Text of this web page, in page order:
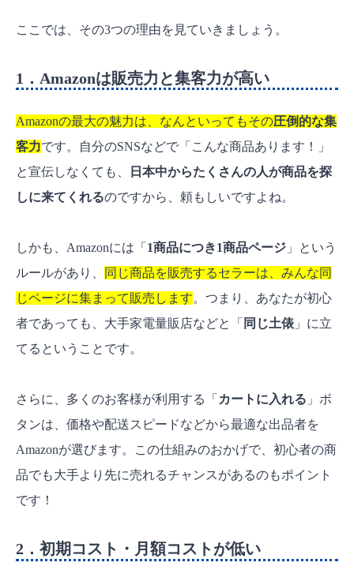
ここでは、その3つの理由を見ていきましょう。
1．Amazonは販売力と集客力が高い
Amazonの最大の魅力は、なんといってもその圧倒的な集
客力です。自分のSNSなどで「こんな商品あります！」
と宣伝しなくても、
日本中からたくさんの人が商品を探
しに来てくれるのですから、頼もしいですよね。
しかも、Amazonには「 1商品につき1商品ページ 」という
ルールがあり、
同じ商品を販売するセラーは、みんな同
じページに集まって販売します。つまり、あなたが初心
者であっても、大手家電量販店などと「 同じ土俵 」に立
てるということです。
さらに、多くのお客様が利用する「 カートに入れる 」ボ
タンは、価格や配送スピードなどから最適な出品者を
Amazonが選びます。この仕組みのおかげで、初心者の商
品でも大手より先に売れるチャンスがあるのもポイント
です！
2．初期コスト・月額コストが低い